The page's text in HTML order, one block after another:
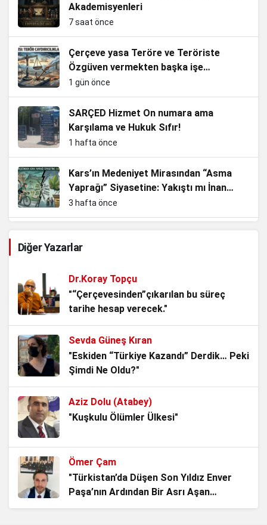
Akademisyenleri
7 saat önce
Çerçeve yasa Teröre ve Teröriste
Özgüven vermekten başka işe
YARAMAZ!
1 gün önce
SARÇED Hizmet On numara ama
Karşılama ve Hukuk Sıfır!
1 hafta önce
Kars’ın Medeniyet Mirasından “Asma
Yaprağı” Siyasetine: Yakıştı mı İnan
Bey?
3 hafta önce
REÇETESİ.
Kitap yüklü merkepler!
4 hafta önce
Kemalizm’in En Büyük Sınavı: Adını
Taşımak mı, Ruhunu Yaşatmak mı?
Noter Çilesi, Makamı alan kendisini
Vesayetin Kurumsallaşması “ideal
iktidarlar ideal toplum yaratamaz!”
Diğer Yazarlar
Dr.Koray Topçu
"“Çerçevesinden”çıkarılan bu süreç
tarihe hesap verecek."
Sevda Güneş Kıran
"Eskiden “Türkiye Kazandı” Derdik… Peki
Şimdi Ne Oldu?"
Aziz Dolu (Atabey)
"Kuşkulu Ölümler Ülkesi"
Ömer Çam
"Türkistan’da Düşen Son Yıldız Enver
Paşa’nın Ardından Bir Asrı Aşan
Sessizlik"